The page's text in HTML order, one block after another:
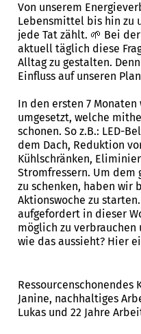
Von unserem
Lebensmittel bis hin zu
jede Tat zählt. 🌱 Bei
aktuell täglich diese
Alltag zu gestalten.
Einfluss auf unseren
In den ersten 7
umgesetzt, welche
schonen. So z.B.: LED-
dem Dach, Reduktion
Kühlschränken,
Stromfressern. Um dem
zu schenken, haben wir
Aktionswoche zu
aufgefordert in dieser
möglich zu
wie das aussieht? Hier
Ressourcenschonendes
Janine, nachhaltiges
Lukas und 22 Jahre